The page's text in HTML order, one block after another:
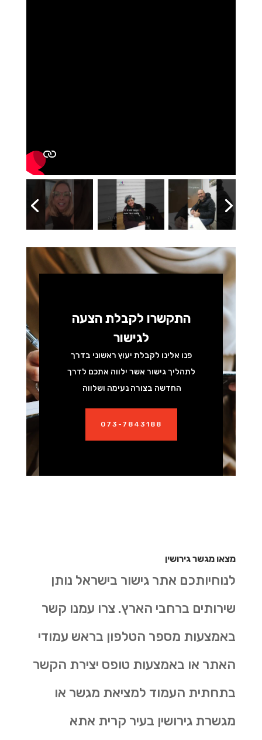
התקשרו לקבלת הצעה
לגישור
פנו אלינו לקבלת יעוץ ראשוני בדרך
לתהליך גישור אשר ילווה אתכם לדרך
החדשה בצורה נעימה ושלווה
073-7843188
מצאו מגשר גירושין
לנוחיותכם אתר גישור בישראל נותן
שירותים ברחבי הארץ. צרו עמנו קשר
באמצעות מספר הטלפון בראש עמודי
האתר או באמצעות טופס יצירת הקשר
בתחתית העמוד למציאת מגשר או
מגשרת גירושין בעיר קרית אתא